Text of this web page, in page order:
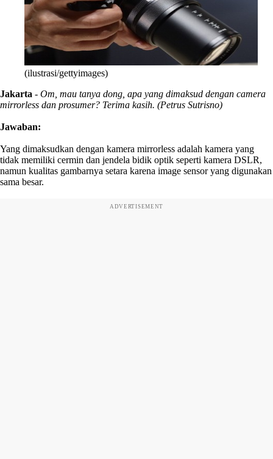
(ilustrasi/gettyimages)
Jakarta - Om, mau tanya dong, apa yang dimaksud dengan camera
mirrorless dan prosumer? Terima kasih. (Petrus Sutrisno)
Jawaban:
Yang dimaksudkan dengan kamera mirrorless adalah kamera yang
tidak memiliki cermin dan jendela bidik optik seperti kamera DSLR,
namun kualitas gambarnya setara karena image sensor yang digunakan
sama besar.
ADVERTISEMENT